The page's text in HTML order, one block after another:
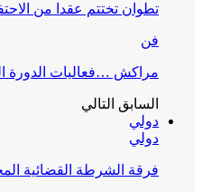
تطوان تختتم عقدا من
فن
مراكش …فعاليات الدورة
السابق التالي
دولي
دولي
فرقة الشرطة القضائية